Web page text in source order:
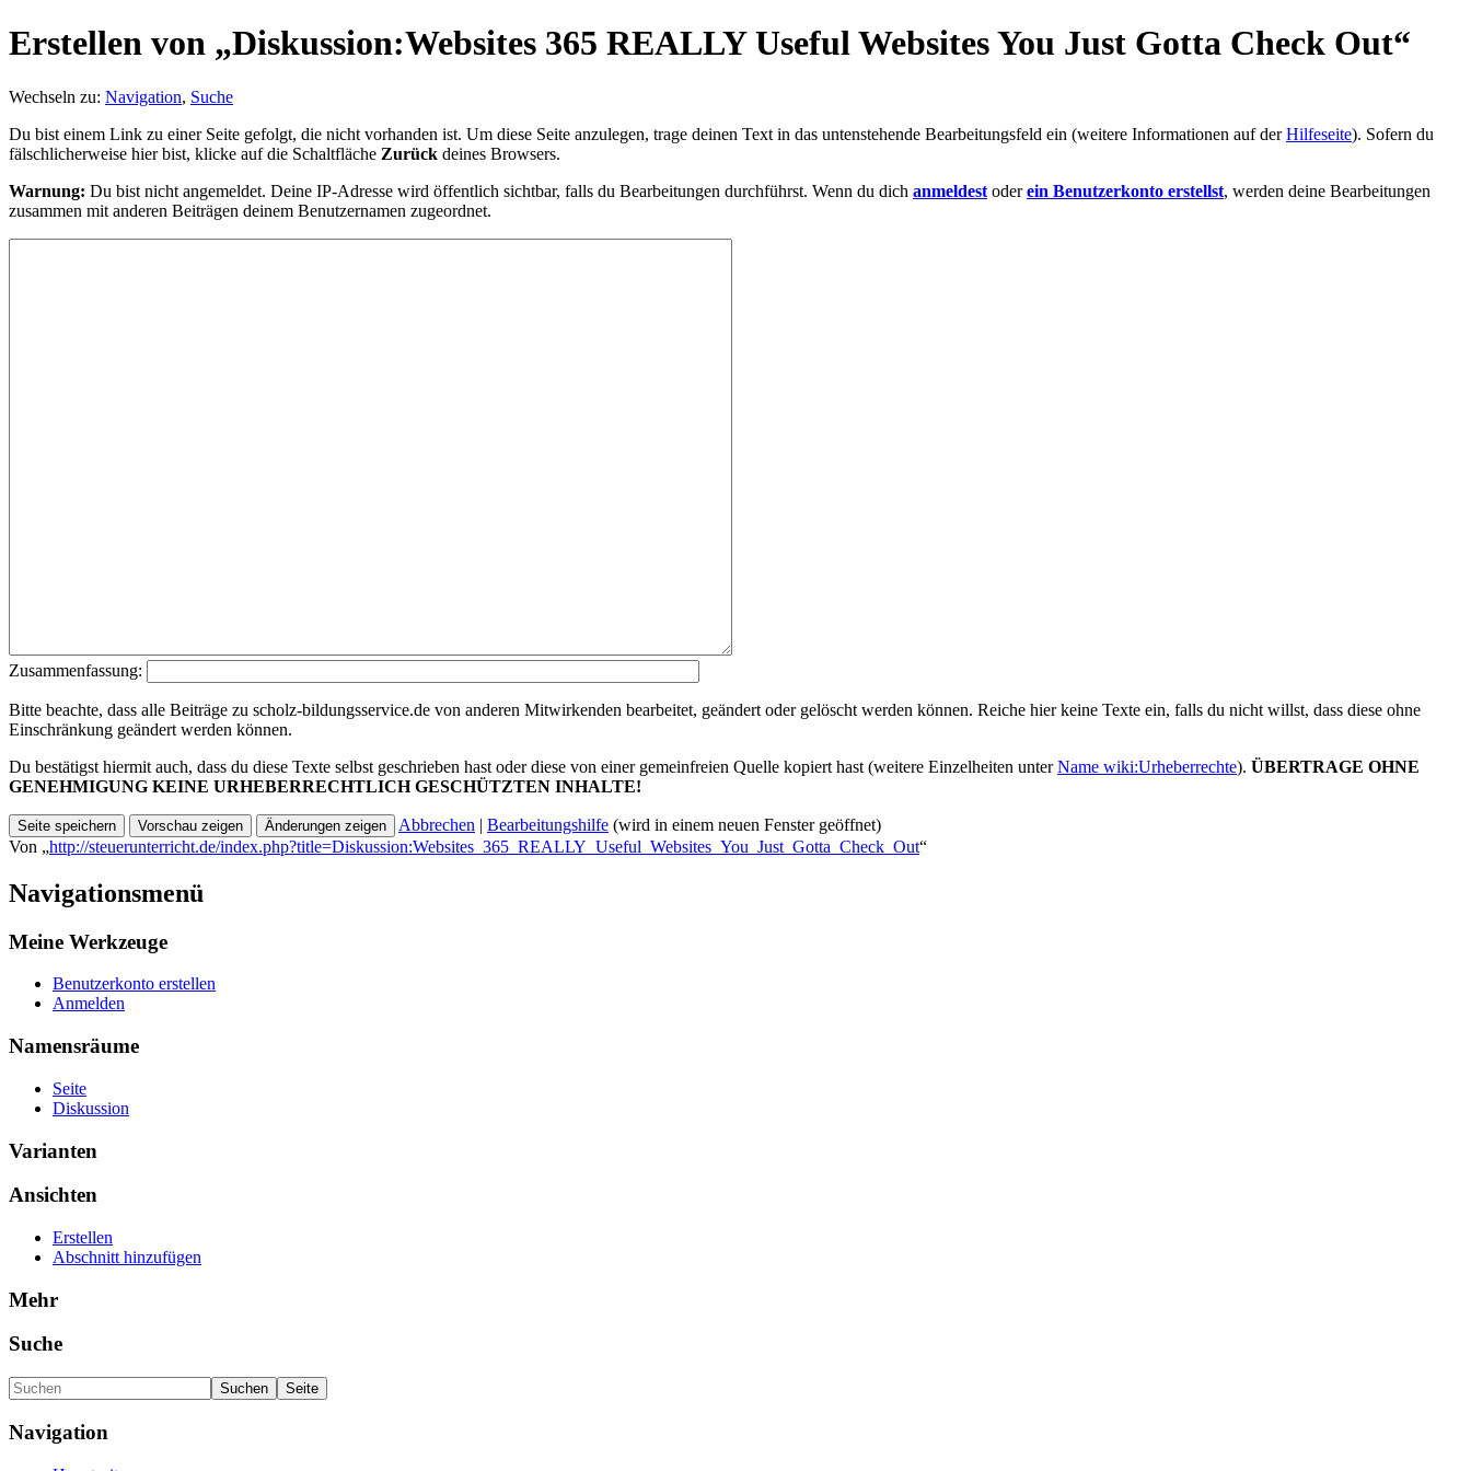
Erstellen von „Diskussion:Websites 365 REALLY Useful Websites You Just Gotta Check Out“
Wechseln zu: Navigation, Suche
Du bist einem Link zu einer Seite gefolgt, die nicht vorhanden ist. Um diese Seite anzulegen, trage deinen Text in das untenstehende Bearbeitungsfeld ein (weitere Informationen auf derHilfeseite). Sofern du
fälschlicherweise hier bist, klicke auf die Schaltfläche Zurück deines Browsers.
Warnung: Du bist nicht angemeldet. Deine IP-Adresse wird öffentlich sichtbar, falls du Bearbeitungen durchführst. Wenn du dich anmeldest oderein Benutzerkonto erstellst, werden deine Bearbeitungen
zusammen mit anderen Beiträgen deinem Benutzernamen zugeordnet.
Zusammenfassung:
Bitte beachte, dass alle Beiträge zu scholz-bildungsservice.de von anderen Mitwirkenden bearbeitet, geändert oder gelöscht werden können. Reiche hier keine Texte ein, falls du nicht willst, dass diese ohne
Einschränkung geändert werden können.
Du bestätigst hiermit auch, dass du diese Texte selbst geschrieben hast oder diese von einer gemeinfreien Quelle kopiert hast (weitere Einzelheiten unterName wiki:Urheberrechte). ÜBERTRAGE OHNE
GENEHMIGUNG KEINE URHEBERRECHTLICH GESCHÜTZTEN INHALTE!
Abbrechen | Bearbeitungshilfe (wird in einem neuen Fenster geöffnet)
Von „http://steuerunterricht.de/index.php?title=Diskussion:Websites_365_REALLY_Useful_Websites_You_Just_Gotta_Check_Out“
Navigationsmenü
Meine Werkzeuge
Benutzerkonto erstellen
Anmelden
Namensräume
Seite
Diskussion
Varianten
Ansichten
Erstellen
Abschnitt hinzufügen
Mehr
Suche
Navigation